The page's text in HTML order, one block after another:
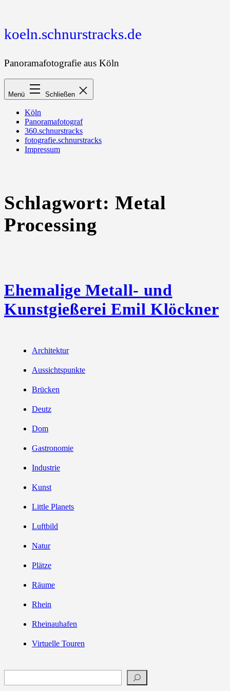
koeln.schnurstracks.de
Panoramafotografie aus Köln
Menü Schließen
Köln
Panoramafotograf
360.schnurstracks
fotografie.schnurstracks
Impressum
Schlagwort:Metal
Processing
Ehemalige Metall- und
Kunstgießerei Emil Klöckner
Architektur
Aussichtspunkte
Brücken
Deutz
Dom
Gastronomie
Industrie
Kunst
Little Planets
Luftbild
Natur
Plätze
Räume
Rhein
Rheinauhafen
Virtuelle Touren